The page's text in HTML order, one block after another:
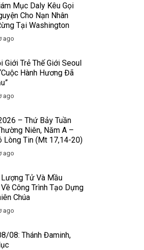
Mục Daly Kêu Gọi
Cho Nạn Nhân
Tại Washington
ago
Giới Trẻ Thế Giới Seoul
Hành Hương Đã
ago
– Thứ Bảy Tuần
Niên, Năm A –
Lòng Tin (Mt 17,14-20)
ago
Tử Và Mầu
Công Trình Tạo Dựng
Chúa
ago
08: Thánh Đaminh,